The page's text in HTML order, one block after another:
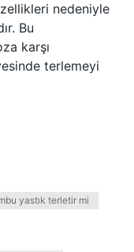
nedeniyle
Bu
karşı
terlemeyi
yastık terletir mi